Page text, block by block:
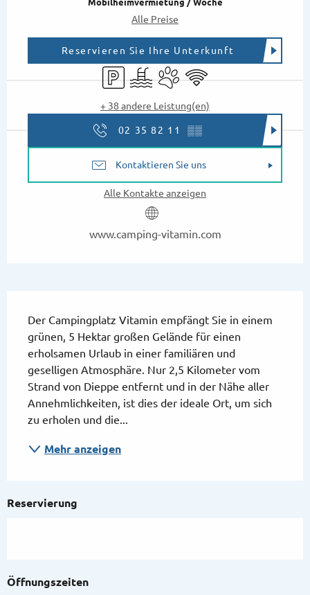
Mobilheimvermietung / Woche
Alle Preise
Reservieren Sie Ihre Unterkunft
ParkplatzSchwimmbad
Tiere erlaubt
Wi-Fi
+ 38 andere Leistung(en)
02 35 82 11 ▒▒
Kontaktieren Sie uns
Alle Kontakte anzeigen
www.camping-vitamin.com
Der Campingplatz Vitamin empfängt Sie in einem
grünen, 5 Hektar großen Gelände für einen
erholsamen Urlaub in einer familiären und
geselligen Atmosphäre. Nur 2,5 Kilometer vom
Strand von Dieppe entfernt und in der Nähe aller
Annehmlichkeiten, ist dies der ideale Ort, um sich
zu erholen und die...
Mehr anzeigen
Reservierung
Öffnungszeiten